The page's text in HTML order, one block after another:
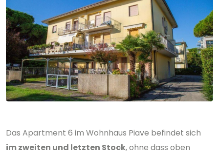
Das Apartment 6 im Wohnhaus Piave befindet sich
im zweiten und letzten Stock, ohne dass oben